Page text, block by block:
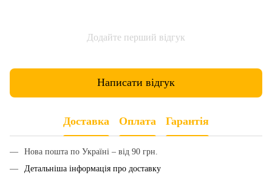
Додайте перший відгук
Написати відгук
Доставка Оплата Гарантія
Нова пошта по Україні – від 90 грн.
Детальніша інформація про доставку